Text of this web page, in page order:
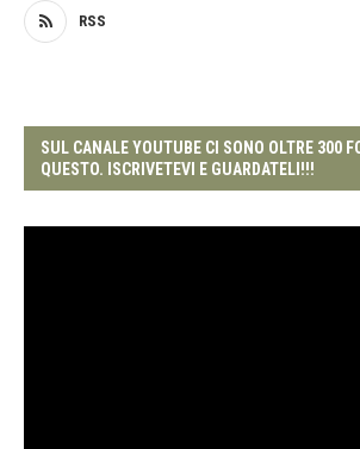
RSS
SUL CANALE YOUTUBE CI SONO OLTRE 300
QUESTO. ISCRIVETEVI E GUARDATELI!!!